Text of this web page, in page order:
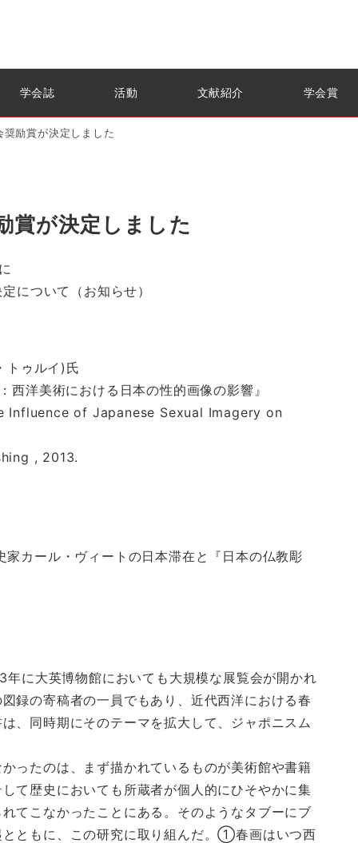
学会誌 活動 文献紹介 学会賞
励賞が決定しました
賞が決定しました
について（お知らせ）
ゥルイ)氏
洋美術における日本の性的画像の影響』
of Japanese Sexual Imagery on
2013.
カール・ヴィートの日本滞在と『日本の仏教彫
に大英博物館においても大規模な展覧会が開かれ
録の寄稿者の一員でもあり、近代西洋における春
、同時期にそのテーマを拡大して、ジャポニスム
ったのは、まず描かれているものが美術館や書籍
て歴史においても所蔵者が個人的にひそやかに集
てこなかったことにある。そのようなタブーにブ
ともに、この研究に取り組んだ。①春画はいつ西